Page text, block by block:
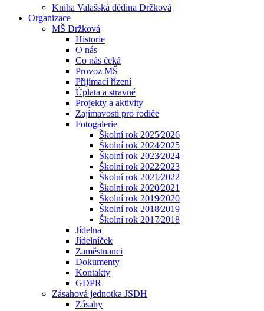
Kniha Valašská dědina Držková
Organizace
MŠ Držková
Historie
O nás
Co nás čeká
Provoz MŠ
Přijímací řízení
Úplata a stravné
Projekty a aktivity
Zajímavosti pro rodiče
Fotogalerie
Školní rok 2025⁄2026
Školní rok 2024⁄2025
Školní rok 2023⁄2024
Školní rok 2022⁄2023
Školní rok 2021⁄2022
Školní rok 2020⁄2021
Školní rok 2019⁄2020
Školní rok 2018⁄2019
Školní rok 2017⁄2018
Jídelna
Jídelníček
Zaměstnanci
Dokumenty
Kontakty
GDPR
Zásahová jednotka JSDH
Zásahy